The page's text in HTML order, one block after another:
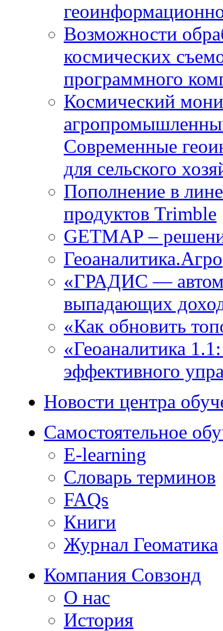
Возможности
космических
программного
Космический
Современные
для сельского
Пополнение в
продуктов Trimble
GETMAP –
Геоаналитика.Агро
«ГРАДИС ―
выпадающих
«Как обновить
«Геоаналитика
эффективного
Новости центра
Самостоятельное
E-learning
Словарь терминов
FAQs
Книги
Журнал Геоматика
Компания Совзонд
О нас
История